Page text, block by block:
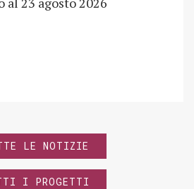
LE NOTIZIE
I PROGETTI